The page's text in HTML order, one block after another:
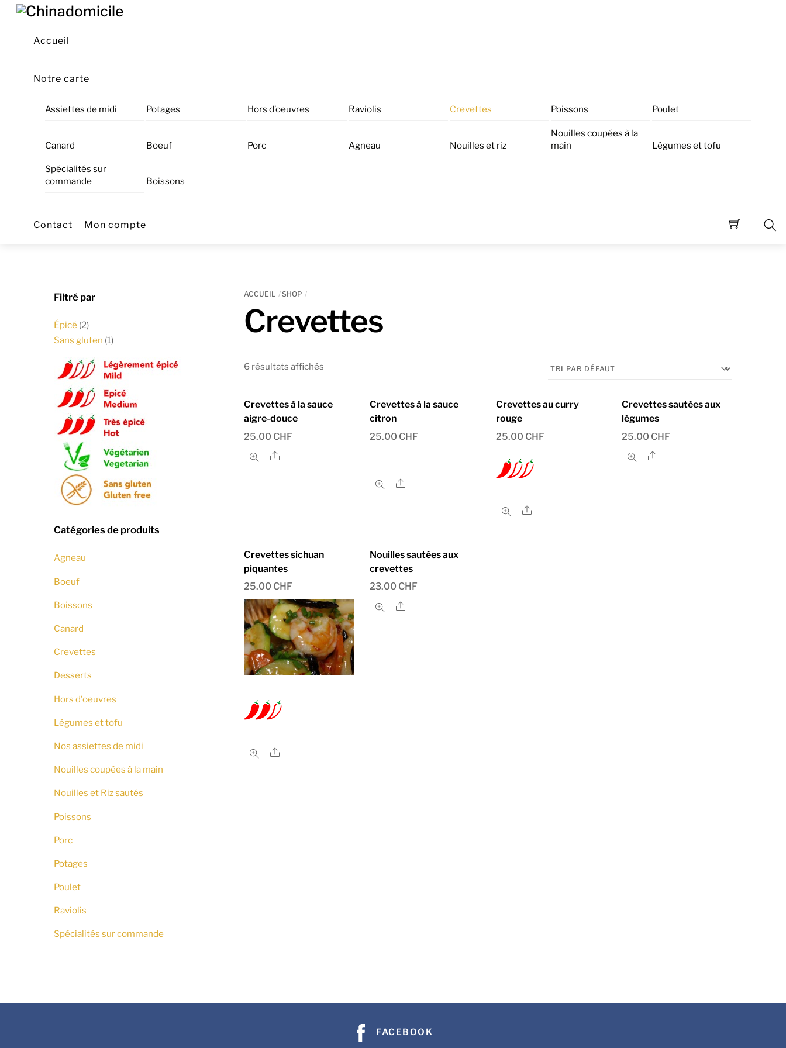
SkipMenu
Accueil
Notre carte
Assiettes de midi Potages Hors d’oeuvres Raviolis Crevettes Poissons Poulet
Canard Boeuf Porc Agneau Nouilles et riz
Nouilles coupées à la
main
Légumes et tofu
Spécialités sur
commande
Boissons
Contact Mon compte
ACCUEIL SHOP
Crevettes
6 résultats affichés
Crevettes à la sauce
aigre-douce
25.00 CHF
Share
Crevettes à la sauce
citron
25.00 CHF
Share
Crevettes au curry
rouge
25.00 CHF
Share
Crevettes sautées aux
légumes
25.00 CHF
Share
Crevettes sichuan
piquantes
25.00 CHF
Share
Nouilles sautées aux
crevettes
23.00 CHF
Share
Filtré par
Épicé (2)
Sans gluten (1)
Catégories de produits
Agneau
Boeuf
Boissons
Canard
Crevettes
Desserts
Hors d'oeuvres
Légumes et tofu
Nos assiettes de midi
Nouilles coupées à la main
Nouilles et Riz sautés
Poissons
Porc
Potages
Poulet
Raviolis
Spécialités sur commande
FACEBOOK